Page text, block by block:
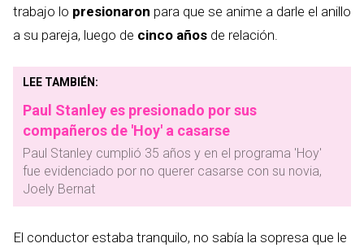
trabajo lo presionaron para que se anime a darle el anillo
a su pareja, luego de cinco años de relación.
LEE TAMBIÉN:
Paul Stanley es presionado por sus
compañeros de 'Hoy' a casarse
Paul Stanley cumplió 35 años y en el programa 'Hoy'
fue evidenciado por no querer casarse con su novia,
Joely Bernat
El conductor estaba tranquilo, no sabía la sopresa que le